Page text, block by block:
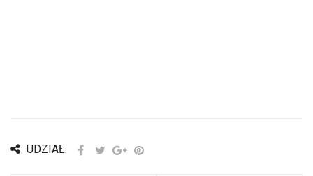
UDZIAŁ: